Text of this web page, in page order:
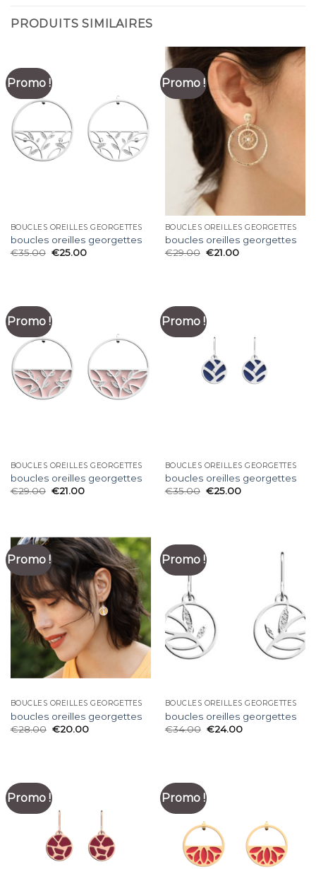
PRODUITS SIMILAIRES
Promo !
BOUCLES OREILLES GEORGETTES
boucles oreilles georgettes
€35.00 €25.00
Promo !
BOUCLES OREILLES GEORGETTES
boucles oreilles georgettes
€29.00 €21.00
Promo !
BOUCLES OREILLES GEORGETTES
boucles oreilles georgettes
€29.00 €21.00
Promo !
BOUCLES OREILLES GEORGETTES
boucles oreilles georgettes
€35.00 €25.00
Promo !
BOUCLES OREILLES GEORGETTES
boucles oreilles georgettes
€28.00 €20.00
Promo !
BOUCLES OREILLES GEORGETTES
boucles oreilles georgettes
€34.00 €24.00
Promo ! Promo !